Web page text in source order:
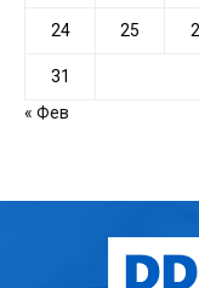
24 25
31
« Фев